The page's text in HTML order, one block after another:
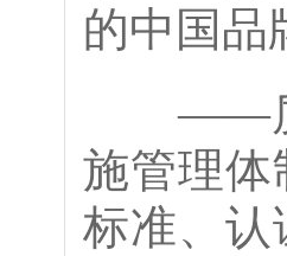
的中国品
——质
施管理体
标准、认